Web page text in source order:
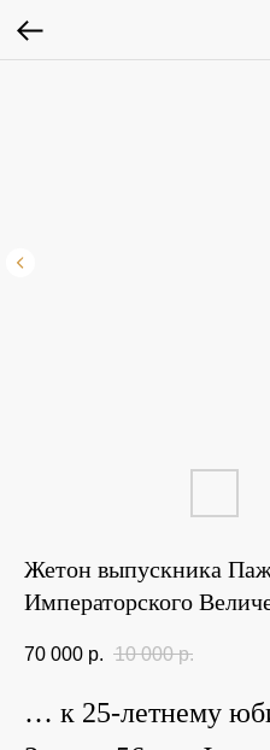
Жетон выпускника
Императорского
70 000 р. 10 000 р.
… к 25-летнему